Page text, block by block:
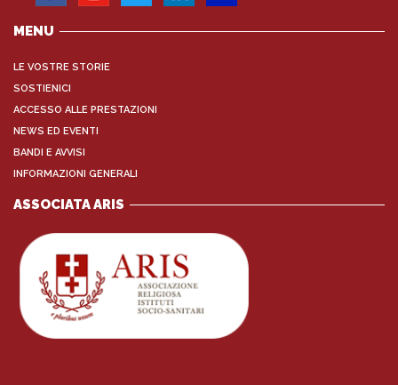
MENU
LE VOSTRE STORIE
SOSTIENICI
ACCESSO ALLE PRESTAZIONI
NEWS ED EVENTI
BANDI E AVVISI
INFORMAZIONI GENERALI
ASSOCIATA ARIS